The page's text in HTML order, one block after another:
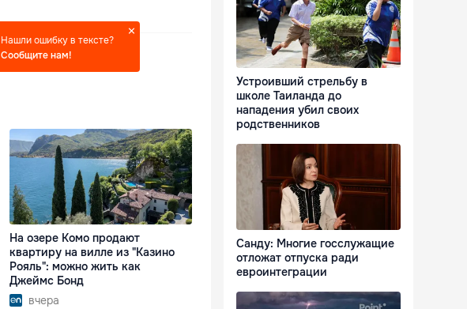
Нашли ошибку в тексте?
Сообщите нам!
На озере Комо продают
квартиру на вилле из "Казино
Рояль": можно жить как
Джеймс Бонд
вчера
Устроивший стрельбу в
школе Таиланда до
нападения убил своих
родственников
Санду: Многие госслужащие
отложат отпуска ради
евроинтеграции